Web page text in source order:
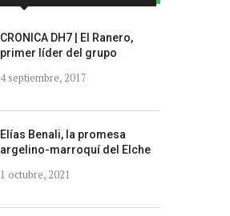
CRONICA DH7 | El Ranero,
primer líder del grupo
4 septiembre, 2017
Elías Benali, la promesa
argelino-marroquí del Elche
1 octubre, 2021